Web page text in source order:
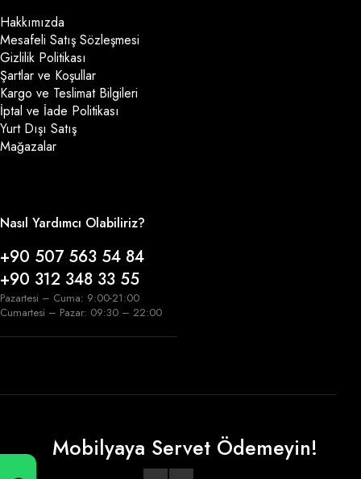
Hakkımızda
Mesafeli Satış Sözleşmesi
Gizlilik Politikası
Şartlar ve Koşullar
Kargo ve Teslimat Bilgileri
İptal ve İade Politikası
Yurt Dışı Satış
Mağazalar
Nasıl Yardımcı Olabiliriz?
+90 507 563 54 84
+90 312 348 33 55
Pazartesi – Cuma: 9:00-21:00
Cumartesi – Pazar: 09:30 – 22:00
Mobilyaya Servet Ödemeyin!